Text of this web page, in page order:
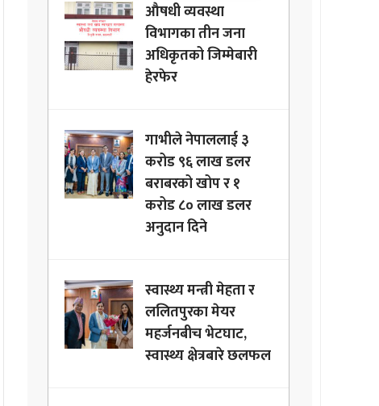
औषधी व्यवस्था
विभागका तीन जना
अधिकृतको जिम्मेबारी
हेरफेर
गाभीले नेपाललाई ३
करोड ९६ लाख डलर
बराबरको खोप र १
करोड ८० लाख डलर
अनुदान दिने
स्वास्थ्य मन्त्री मेहता र
ललितपुरका मेयर
महर्जनबीच भेटघाट,
स्वास्थ्य क्षेत्रबारे छलफल